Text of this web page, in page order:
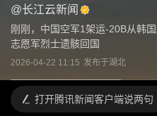
@长江云新闻
刚刚，中国空军1架运-20B从韩
志愿军烈士遗骸回国
2026-04-22 11:15 发布于湖北
打开腾讯新闻客户端说两句